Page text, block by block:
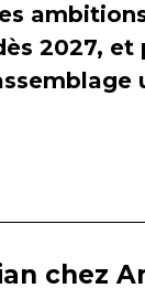
2027, et
chez